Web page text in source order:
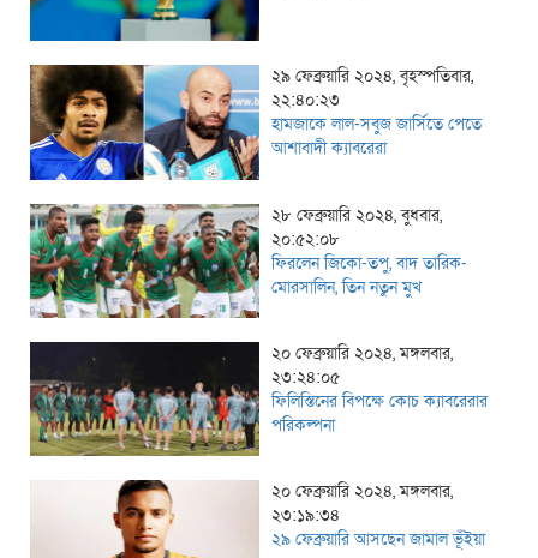
২৯ ফেব্রুয়ারি ২০২৪, বৃহস্পতিবার,
২২:৪০:২৩
হামজাকে লাল-সবুজ জার্সিতে পেতে
আশাবাদী ক্যাবরেরা
২৮ ফেব্রুয়ারি ২০২৪, বুধবার,
২০:৫২:০৮
ফিরলেন জিকো-তপু, বাদ তারিক-
মোরসালিন, তিন নতুন মুখ
২০ ফেব্রুয়ারি ২০২৪, মঙ্গলবার,
২৩:২৪:০৫
ফিলিস্তিনের বিপক্ষে কোচ ক্যাবরেরার
পরিকল্পনা
২০ ফেব্রুয়ারি ২০২৪, মঙ্গলবার,
২৩:১৯:৩৪
২৯ ফেব্রুয়ারি আসছেন জামাল ভূঁইয়া